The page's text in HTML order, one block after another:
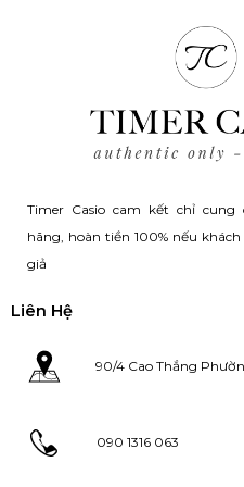
Timer Casio cam kết chỉ cung
hãng, hoàn tiền 100% nếu
giả
Liên Hệ
90/4 Cao Thắng
090 1316 063